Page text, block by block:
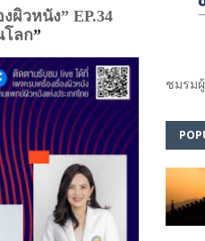
ผิวหนัง” EP.34
โลก”
ชมรม​